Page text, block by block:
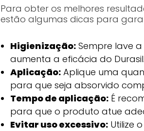
Para obter os melhores
estão algumas dicas para
Higienização:Sempre lave
aumenta a eficácia do Durasil.
Aplicação:Aplique uma
para que seja absorvido
Tempo de aplicação:É
para que o produto atue
Evitar uso excessivo:Utilize